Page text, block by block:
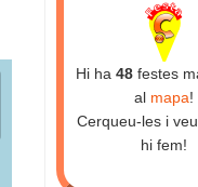
Hi ha 48 festes
al mapa!
Cerqueu-les i
hi fem!